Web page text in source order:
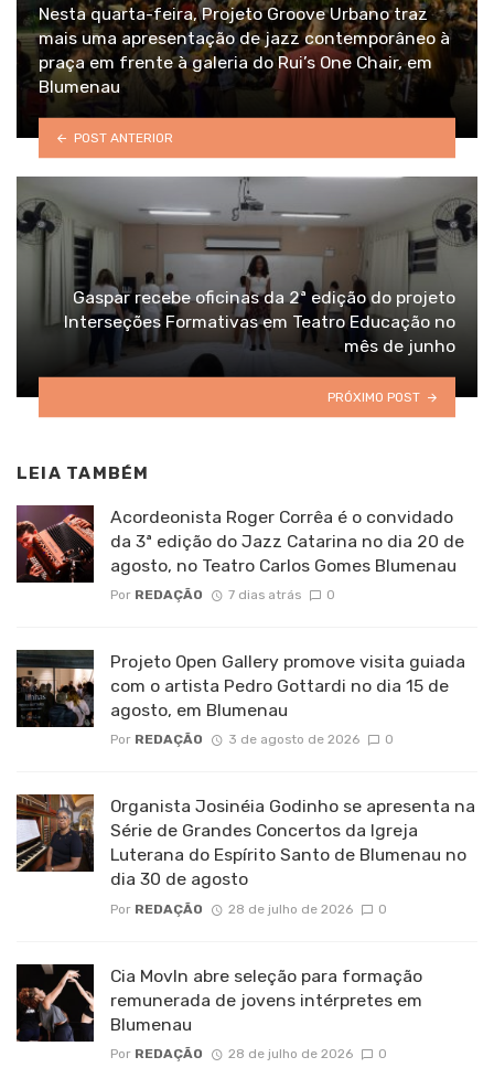
Nesta quarta-feira, Projeto Groove Urbano traz
mais uma apresentação de jazz contemporâneo à
praça em frente à galeria do Rui’s One Chair, em
Blumenau
POST ANTERIOR
Gaspar recebe oficinas da 2ª edição do projeto
Interseções Formativas em Teatro Educação no
mês de junho
PRÓXIMO POST
LEIA TAMBÉM
Acordeonista Roger Corrêa é o convidado
da 3ª edição do Jazz Catarina no dia 20 de
agosto, no Teatro Carlos Gomes Blumenau
Por REDAÇÃO 7 dias atrás 0
Projeto Open Gallery promove visita guiada
com o artista Pedro Gottardi no dia 15 de
agosto, em Blumenau
Por REDAÇÃO 3 de agosto de 2026 0
Organista Josinéia Godinho se apresenta na
Série de Grandes Concertos da Igreja
Luterana do Espírito Santo de Blumenau no
dia 30 de agosto
Por REDAÇÃO 28 de julho de 2026 0
Cia MovIn abre seleção para formação
remunerada de jovens intérpretes em
Blumenau
Por REDAÇÃO 28 de julho de 2026 0